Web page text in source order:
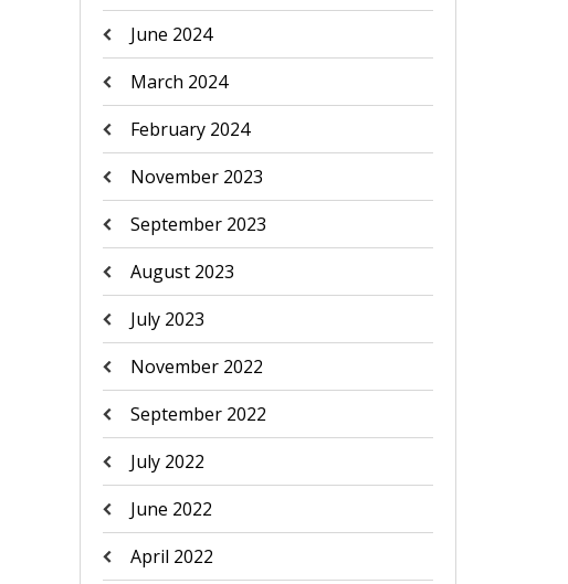
June 2024
March 2024
February 2024
November 2023
September 2023
August 2023
July 2023
November 2022
September 2022
July 2022
June 2022
April 2022